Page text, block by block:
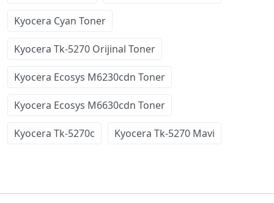
Kyocera Cyan Toner
Kyocera Tk-5270 Orijinal Toner
Kyocera Ecosys M6230cdn Toner
Kyocera Ecosys M6630cdn Toner
Kyocera Tk-5270c Kyocera Tk-5270 Mavi